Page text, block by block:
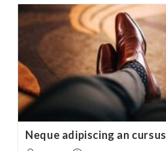
Prasent
Neque adipiscing an cursus